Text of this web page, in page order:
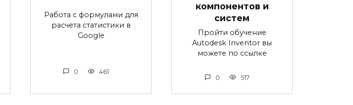
Работа с формулами для
расчета статистики в
Google
0 461
компонентов и
систем
Пройти обучение
Autodesk Inventor вы
можете по ссылке
0 517